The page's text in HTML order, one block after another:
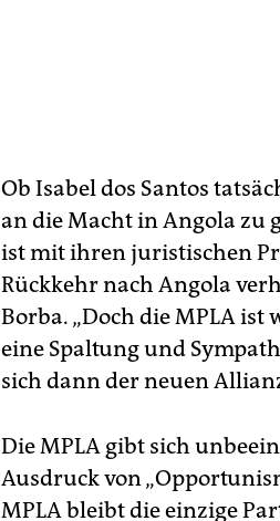
Ob Isabel dos Santos
an die Macht in Angola zu
ist mit ihren juristischen
Rückkehr nach Angola
Borba. „Doch die MPLA
eine Spaltung und
sich dann der neuen
Die MPLA gibt sich
Ausdruck von
MPLA bleibt die einzige